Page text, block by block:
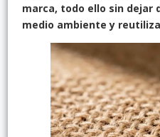
marca, todo ello sin dejar
medio ambiente y